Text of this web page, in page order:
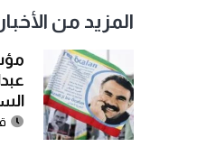
المزيد من الأخبار